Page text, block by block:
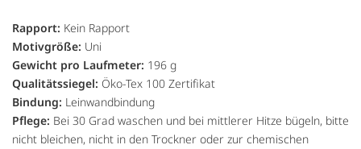
Rapport: Kein Rapport
Motivgröße: Uni
Gewicht pro Laufmeter: 196 g
Qualitätssiegel: Öko-Tex 100 Zertifikat
Bindung: Leinwandbindung
Pflege: Bei 30 Grad waschen und bei mittlerer Hitze bügeln, bitte
nicht bleichen, nicht in den Trockner oder zur chemischen